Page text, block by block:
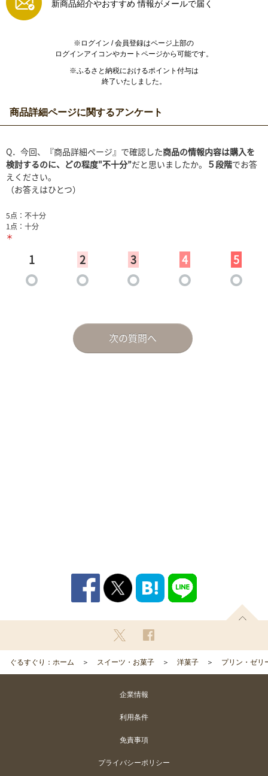
新商品紹介やおすすめ 情報がメールで届く
※ログイン / 会員登録はページ上部の
ログインアイコンやカートページから可能です。
※ふるさと納税におけるポイント付与は
終了いたしました。
商品詳細ページに関するアンケート
ぐるすぐり：ホーム スイーツ・お菓子 洋菓子 プリン・ゼリ
企業情報
利用条件
免責事項
プライバシーポリシー